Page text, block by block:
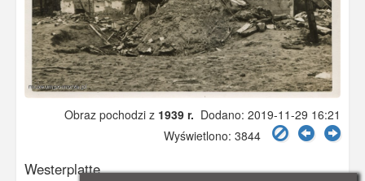
Obraz pochodzi z 1939 r. Dodano: 2019-11-29 16:21
Wyświetlono: 3844
Westerplatte